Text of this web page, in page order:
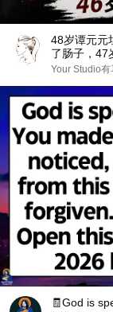
48岁谭元元
了肠子，47
简单！49岁
Your Studio有
🧾God is